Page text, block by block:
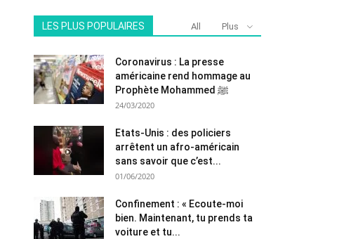
LES PLUS POPULAIRES All Plus
Coronavirus : La presse
américaine rend hommage au
Prophète Mohammed ﷺ
24/03/2020
Etats-Unis : des policiers
arrêtent un afro-américain
sans savoir que c’est...
01/06/2020
Confinement : « Ecoute-moi
bien. Maintenant, tu prends ta
voiture et tu...